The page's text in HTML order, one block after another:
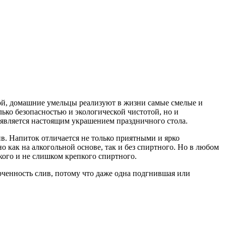
домашние умельцы реализуют в жизни самые смелые и
безопасностью и экологической чистотой, но и
настоящим украшением праздничного стола.
Напиток отличается не только приятными и ярко
на алкогольной основе, так и без спиртного. Но в любом
и не слишком крепкого спиртного.
слив, потому что даже одна подгнившая или